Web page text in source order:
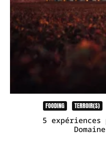
FOODING TERROIR(S)
5